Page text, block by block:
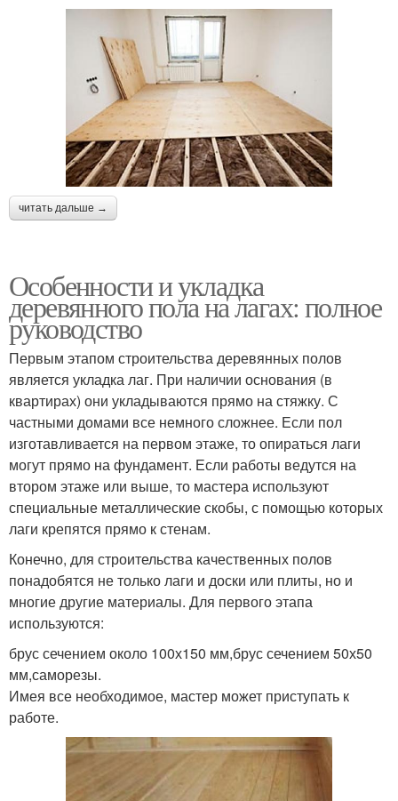
читать дальше →
Особенности и укладка
деревянного пола на лагах: полное
руководство
Первым этапом строительства деревянных полов
является укладка лаг. При наличии основания (в
квартирах) они укладываются прямо на стяжку. С
частными домами все немного сложнее. Если пол
изготавливается на первом этаже, то опираться лаги
могут прямо на фундамент. Если работы ведутся на
втором этаже или выше, то мастера используют
специальные металлические скобы, с помощью которых
лаги крепятся прямо к стенам.
Конечно, для строительства качественных полов
понадобятся не только лаги и доски или плиты, но и
многие другие материалы. Для первого этапа
используются:
брус сечением около 100х150 мм,брус сечением 50х50
мм,саморезы.
Имея все необходимое, мастер может приступать к
работе.